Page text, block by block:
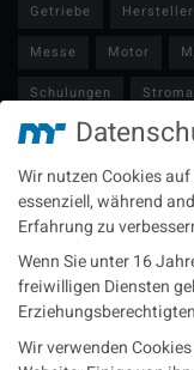
Getriebe
Hersteller
Messe
Motor
Schulungen
Technische Redaktion
Zulieferer
Öl-E-
Neueste Beiträge
Wärme aus der Tiefe
MAN Engines bringt
Marinebereich
Wir nutzen Cookies
essenziell, während
Erfahrung zu
Wenn Sie unter 16
freiwilligen Diensten
Wir verwenden